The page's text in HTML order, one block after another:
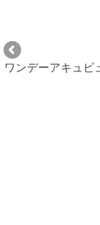
ワンデーアキュビ